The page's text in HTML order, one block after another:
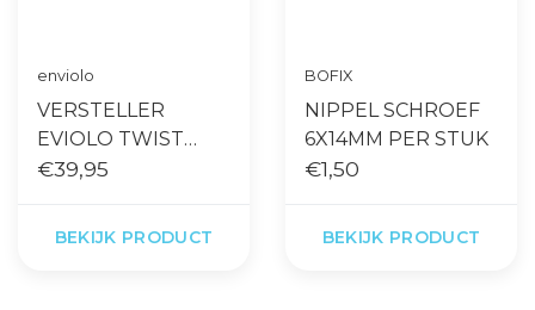
enviolo
VERSTELLER
EVIOLO TWIST
PURE
€39,95
BEKIJK PRODUCT
BOFIX
NIPPEL SCHROEF
6X14MM PER STUK
€1,50
BEKIJK PRODUCT